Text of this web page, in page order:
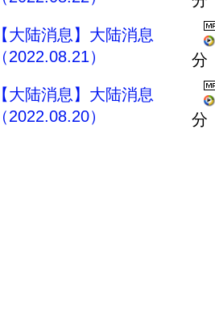
【大陆消息】大陆消息
（2022.08.21）
分
【大陆消息】大陆消息
（2022.08.20）
分